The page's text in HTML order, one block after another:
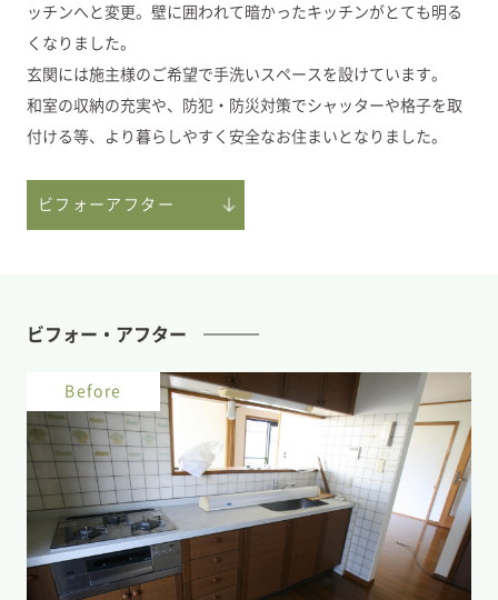
ッチンへと変更。壁に囲われて暗かったキッチンがとても明る
くなりました。
玄関には施主様のご希望で手洗いスペースを設けています。
和室の収納の充実や、防犯・防災対策でシャッターや格子を取
付ける等、より暮らしやすく安全なお住まいとなりました。
ビフォーアフター
ビフォー・アフター
Before